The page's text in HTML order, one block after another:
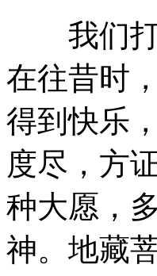
我们打
在往昔时
得到快乐
度尽，方
种大愿，
神。地藏